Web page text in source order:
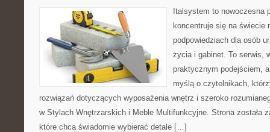
Italsystem to nowoczesna
koncentruje się na świecie
podpowiedziach dla osób
życia i gabinet. To serwis,
praktycznym podejściem,
myślą o czytelnikach,
rozwiązań dotyczących wyposażenia wnętrz i szeroko
w Stylach Wnętrzarskich i Meble Multifunkcyjne. Strona została
które chcą świadomie wybierać detale […]